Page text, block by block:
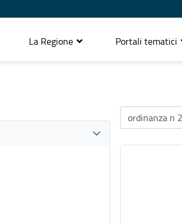
La Regione Portali tematici